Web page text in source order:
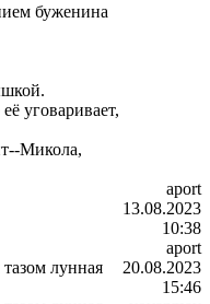
буженина
уговаривает,
Микола,
aport
13.08.2023
10:38
лунная
aport
20.08.2023
15:46